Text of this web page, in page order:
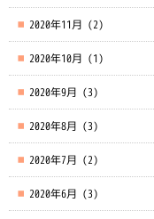
2020年11月 (2)
2020年10月 (1)
2020年9月 (3)
2020年8月 (3)
2020年7月 (2)
2020年6月 (3)